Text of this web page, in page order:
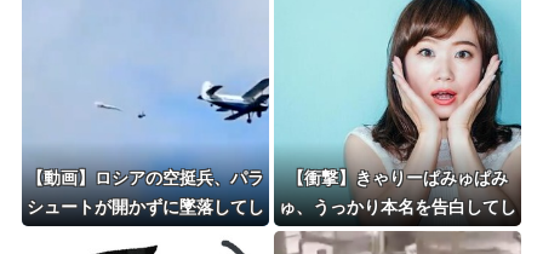
【動画】ロシアの空挺兵、パラ
シュートが開かずに墜落してし
【衝撃】きゃりーぱみゅぱみ
ゅ、うっかり本名を告白してし
まう！！！！！